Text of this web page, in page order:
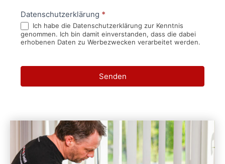
Datenschutzerklärung *
Ich habe die Datenschutzerklärung zur Kenntnis
genommen. Ich bin damit einverstanden, dass die dabei
erhobenen Daten zu Werbezwecken verarbeitet werden.
Senden